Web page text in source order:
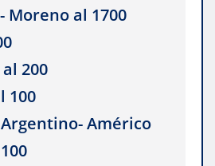
Moreno al 1700
200
100
Américo